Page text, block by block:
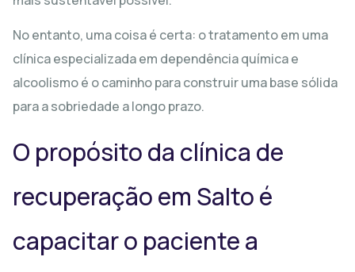
No entanto, uma coisa é certa: o tratamento em uma
clínica especializada em dependência química e
alcoolismo é o caminho para construir uma base sólida
para a sobriedade a longo prazo.
O propósito da clínica de
recuperação em Salto é
capacitar o paciente a